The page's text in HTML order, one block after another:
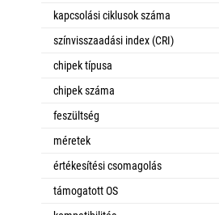
kapcsolási ciklusok száma
színvisszaadási index (CRI)
chipek típusa
chipek száma
feszültség
méretek
értékesítési csomagolás
támogatott OS